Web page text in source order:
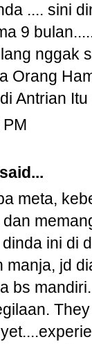
.... sini
9
nggak
Orang
Antrian
said...
meta,
ini di
manja, jd
bs